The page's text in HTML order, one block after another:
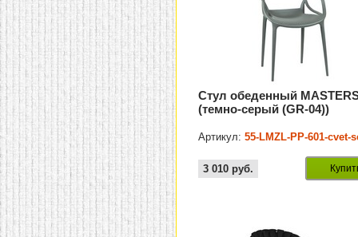
Стул обеденный
(темно-серый (GR-04))
Артикул:55-LMZL-PP-601-cvet-
3 010 руб.